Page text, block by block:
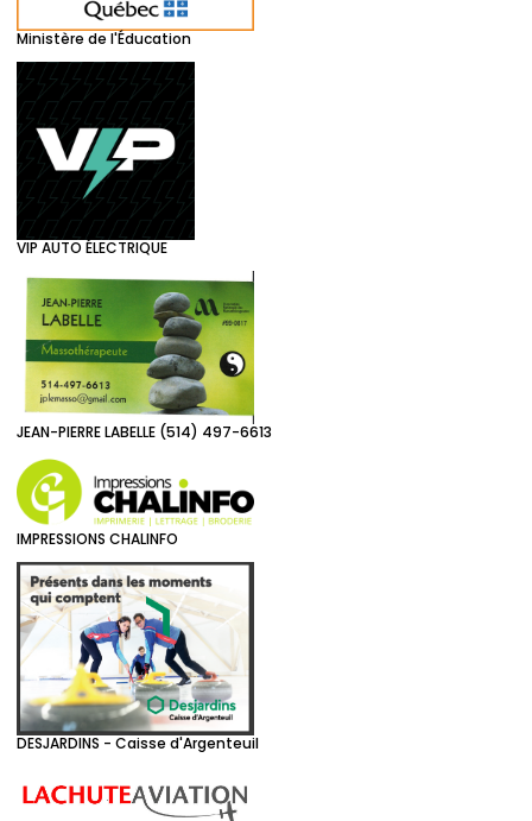
Ministère de l'Éducation
VIP AUTO ÉLECTRIQUE
JEAN-PIERRE LABELLE (514) 497-6613
IMPRESSIONS CHALINFO
DESJARDINS - Caisse d'Argenteuil